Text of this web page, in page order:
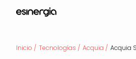
Pasar
principal
Inicio Tecnologías Acquia Acquia